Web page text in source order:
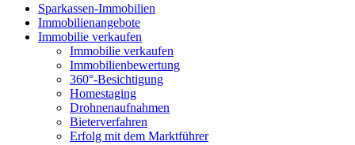
Sparkassen-Immobilien
Immobilienangebote
Immobilie verkaufen
Immobilie verkaufen
Immobilienbewertung
360°-Besichtigung
Homestaging
Drohnenaufnahmen
Bieterverfahren
Erfolg mit dem Marktführer